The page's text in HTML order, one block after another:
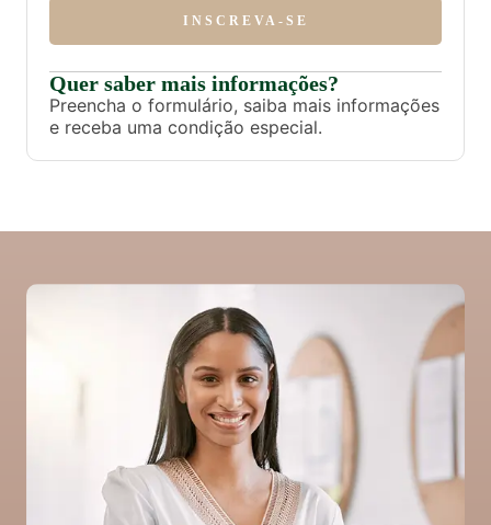
INSCREVA-SE
Quer saber mais informações?
Preencha o formulário, saiba mais informações
e receba uma condição especial.